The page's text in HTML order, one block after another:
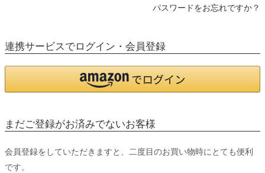
パスワードをお忘れですか？
連携サービスでログイン・会員登録
まだご登録がお済みでないお客様
会員登録をしていただきますと、二度目のお買い物時にとても便利
です。